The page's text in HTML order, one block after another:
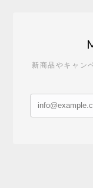
新商品やキャン